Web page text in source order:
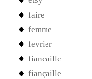
faire
femme
fevrier
fiancaille
fiançaille